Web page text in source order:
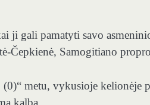
ji gali pamatyti savo
Čepkienė, Samogitiano
metu, vykusioje
kalbą.